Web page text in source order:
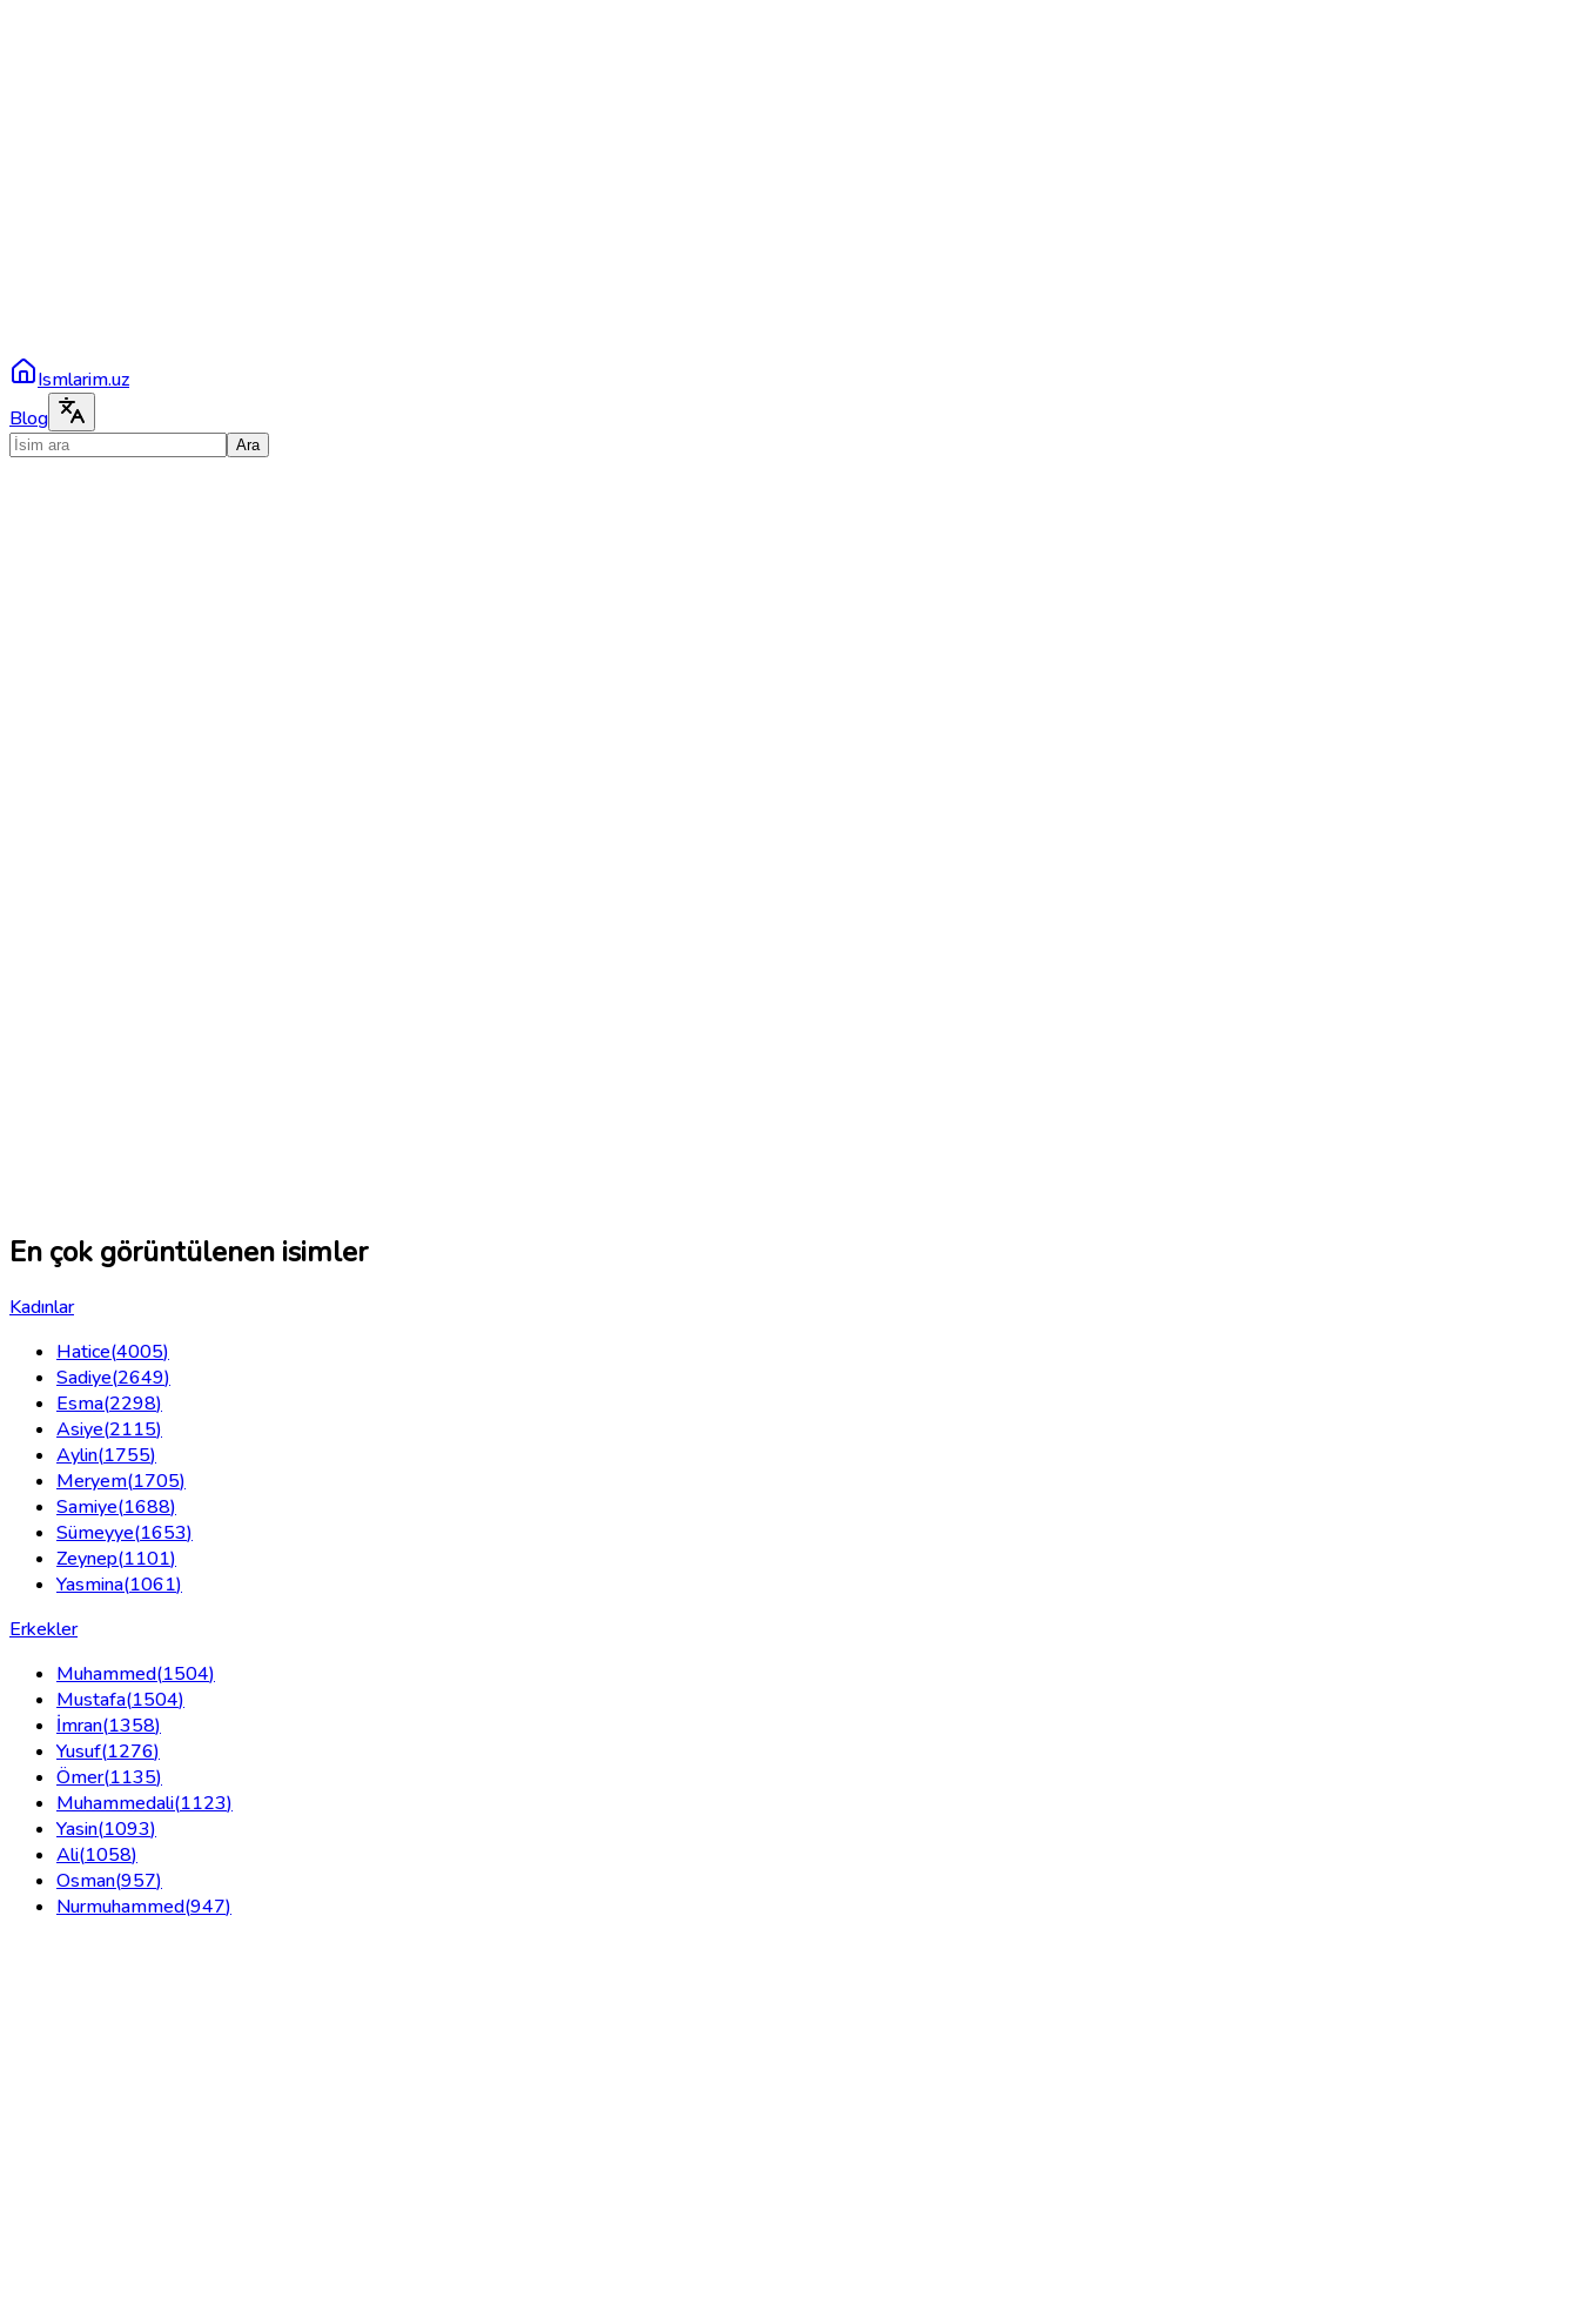
Ismlarim.uz
Blog
Ara
En çok görüntülenen isimler
Kadınlar
Hatice(4005)
Sadiye(2649)
Esma(2298)
Asiye(2115)
Aylin(1755)
Meryem(1705)
Samiye(1688)
Sümeyye(1653)
Zeynep(1101)
Yasmina(1061)
Erkekler
Muhammed(1504)
Mustafa(1504)
İmran(1358)
Yusuf(1276)
Ömer(1135)
Muhammedali(1123)
Yasin(1093)
Ali(1058)
Osman(957)
Nurmuhammed(947)